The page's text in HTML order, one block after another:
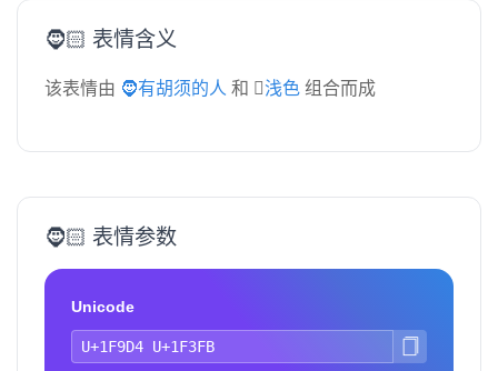
🧔🏻 表情含义
该表情由 🧔有胡须的人 和🏻浅色 组合而成
🧔🏻 表情参数
Unicode